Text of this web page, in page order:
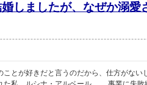
しましたが、なぜか溺愛
ことが好きだと言うのだから、仕方がな